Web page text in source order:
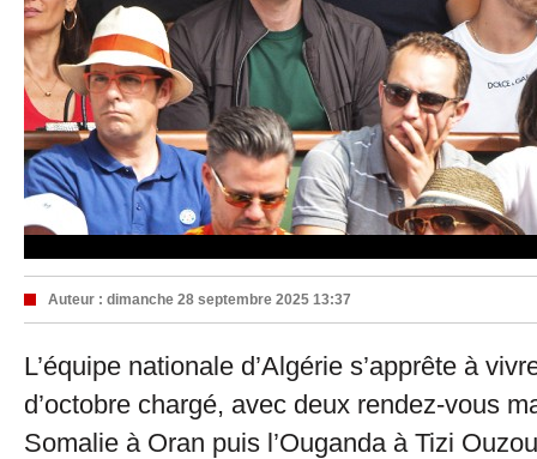
Auteur : dimanche 28 septembre 2025 13:37
L’équipe nationale d’Algérie s’apprête à
d’octobre chargé, avec deux rendez-vous
Somalie à Oran puis l’Ouganda à Tizi